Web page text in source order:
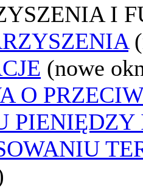
I
(nowe
O
PIENIĘDZY